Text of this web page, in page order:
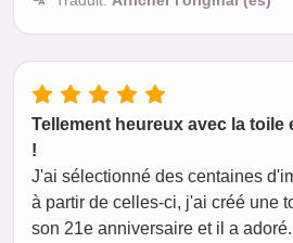
Tellement heureux avec la toile
!
J'ai sélectionné des centaines
à partir de celles-ci, j'ai créé une
son 21e anniversaire et il a